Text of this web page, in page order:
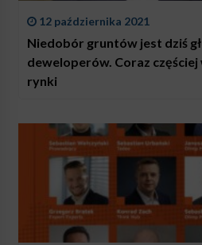
12 października 2021
Niedobór gruntów jest dziś
deweloperów. Coraz
rynki